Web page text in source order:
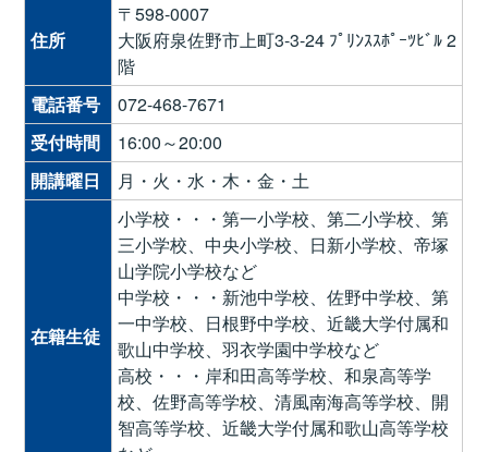
住所
〒598-0007
大阪府泉佐野市上町3-3-24 ﾌﾟﾘﾝｽｽﾎﾟｰﾂﾋﾞﾙ 2
階
電話番号
072-468-7671
受付時間
16:00～20:00
開講曜日
月・火・水・木・金・土
在籍生徒
小学校・・・第一小学校、第二小学校、第
三小学校、中央小学校、日新小学校、帝塚
山学院小学校など
中学校・・・新池中学校、佐野中学校、第
一中学校、日根野中学校、近畿大学付属和
歌山中学校、羽衣学園中学校など
高校・・・岸和田高等学校、和泉高等学
校、佐野高等学校、清風南海高等学校、開
智高等学校、近畿大学付属和歌山高等学校